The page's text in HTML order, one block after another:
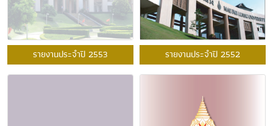
รายงานประจำปี 2553 รายงานประจำปี 2552